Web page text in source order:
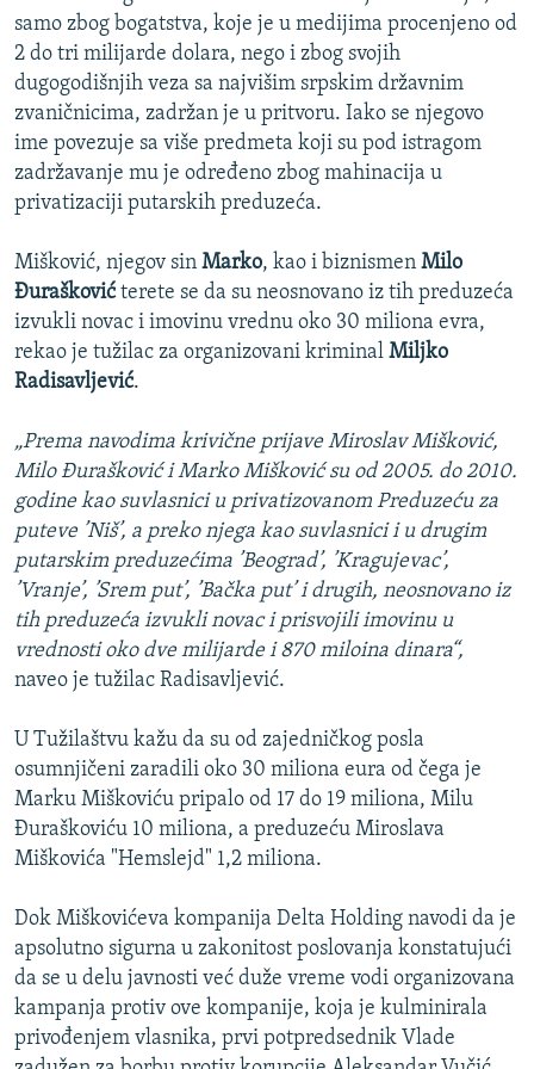
samo zbog bogatstva, koje je u medijima procenjeno od
2 do tri milijarde dolara, nego i zbog svojih
dugogodišnjih veza sa najvišim srpskim državnim
zvaničnicima, zadržan je u pritvoru. Iako se njegovo
ime povezuje sa više predmeta koji su pod istragom
zadržavanje mu je određeno zbog mahinacija u
privatizaciji putarskih preduzeća.
Mišković, njegov sin Marko, kao i biznismen Milo
Đuraškovićterete se da su neosnovano iz tih preduzeća
izvukli novac i imovinu vrednu oko 30 miliona evra,
rekao je tužilac za organizovani kriminal Miljko
Radisavljević.
„Prema navodima krivične prijave Miroslav Mišković,
Milo Đurašković i Marko Mišković su od 2005. do 2010.
godine kao suvlasnici u privatizovanom Preduzeću za
puteve ’Niš’, a preko njega kao suvlasnici i u drugim
putarskim preduzećima ’Beograd’, ’Kragujevac’,
’Vranje’, ’Srem put’, ’Bačka put’ i drugih, neosnovano iz
tih preduzeća izvukli novac i prisvojili imovinu u
vrednosti oko dve milijarde i 870 miloina dinara“,
naveo je tužilac Radisavljević.
U Tužilaštvu kažu da su od zajedničkog posla
osumnjičeni zaradili oko 30 miliona eura od čega je
Marku Miškoviću pripalo od 17 do 19 miliona, Milu
Đuraškoviću 10 miliona, a preduzeću Miroslava
Miškovića "Hemslejd" 1,2 miliona.
Dok Miškovićeva kompanija Delta Holding navodi da je
apsolutno sigurna u zakonitost poslovanja konstatujući
da se u delu javnosti već duže vreme vodi organizovana
kampanja protiv ove kompanije, koja je kulminirala
privođenjem vlasnika, prvi potpredsednik Vlade